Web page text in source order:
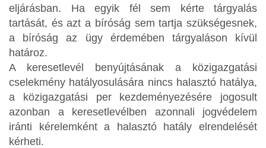
eljárásban. Ha egyik fél sem kérte tárgyalás
tartását, és azt a bíróság sem tartja szükségesnek,
a bíróság az ügy érdemében tárgyaláson kívül
határoz.
A keresetlevél benyújtásának a közigazgatási
cselekmény hatályosulására nincs halasztó hatálya,
a közigazgatási per kezdeményezésére jogosult
azonban a keresetlevélben azonnali jogvédelem
iránti kérelemként a halasztó hatály elrendelését
kérheti.